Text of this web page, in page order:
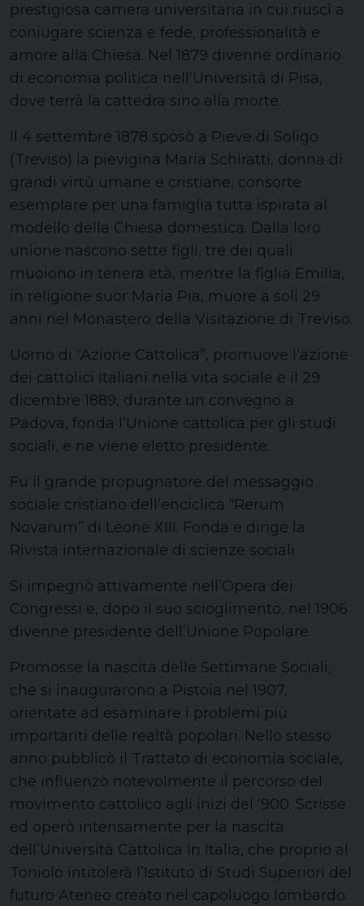
prestigiosa carriera universitaria in cui riuscì a
coniugare scienza e fede, professionalità e
amore alla Chiesa. Nel 1879 divenne ordinario
di economia politica nell’Università di Pisa,
dove terrà la cattedra sino alla morte.
Il 4 settembre 1878 sposò a Pieve di Soligo
(Treviso) la pievigina Maria Schiratti, donna di
grandi virtù umane e cristiane, consorte
esemplare per una famiglia tutta ispirata al
modello della Chiesa domestica. Dalla loro
unione nascono sette figli, tre dei quali
muoiono in tenera età, mentre la figlia Emilia,
in religione suor Maria Pia, muore a soli 29
anni nel Monastero della Visitazione di Treviso.
Uomo di “Azione Cattolica”, promuove l’azione
dei cattolici italiani nella vita sociale e il 29
dicembre 1889, durante un convegno a
Padova, fonda l’Unione cattolica per gli studi
sociali, e ne viene eletto presidente.
Fu il grande propugnatore del messaggio
sociale cristiano dell’enciclica “Rerum
Novarum” di Leone XIII. Fonda e dirige la
Rivista internazionale di scienze sociali.
Si impegnò attivamente nell’Opera dei
Congressi e, dopo il suo scioglimento, nel 1906
divenne presidente dell’Unione Popolare.
Promosse la nascita delle Settimane Sociali,
che si inaugurarono a Pistoia nel 1907,
orientate ad esaminare i problemi più
importanti delle realtà popolari. Nello stesso
anno pubblicò il Trattato di economia sociale,
che influenzò notevolmente il percorso del
movimento cattolico agli inizi del ‘900. Scrisse
ed operò intensamente per la nascita
dell’Università Cattolica in Italia, che proprio al
Toniolo intitolerà l’Istituto di Studi Superiori del
futuro Ateneo creato nel capoluogo lombardo.